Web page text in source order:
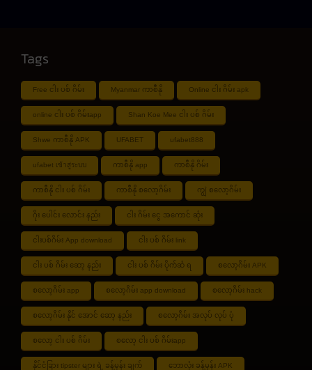
Tags
Free ငါး ပစ် ဂိမ်း Myanmar ကာစီနို Online ငါး ဂိမ်း apk
online ငါး ပစ် ဂိမ်းapp Shan Koe Mee ငါး ပစ် ဂိမ်း
Shwe ကာစီနို APK UFABET ufabet888
ufabet เข้าสู่ระบบ ကာစီနို app ကာစီနို ဂိမ်း
ကာစီနို ငါး ပစ် ဂိမ်း ကာစီနို စလော့ဂိမ်း ကျွဲ စလော့ဂိမ်း
ဂိုး ပေါင်း လောင်း နည်း ငါး ဂိမ်း ငွေ အကောင် ဆုံး
ငါးပစ်ဂိမ်း App download ငါး ပစ် ဂိမ်း link
ငါး ပစ် ဂိမ်း ဆော့ နည်း ငါး ပစ် ဂိမ်း ပိုက်ဆံ ရ စလော့ဂိမ်း APK
စလော့ဂိမ်း app စလော့ဂိမ်း app download စလော့ဂိမ်း hack
စလော့ဂိမ်း နိုင် အောင် ဆော့ နည်း စလော့ဂိမ်း အလုပ် လုပ် ပုံ
စလော့ ငါး ပစ် ဂိမ်း စလော့ ငါး ပစ် ဂိမ်းapp
နိုင်ငံခြား tipster များ ရဲ့ ခန့်မှန်း ချက် ဘောလုံး ခန့်မှန်း APK